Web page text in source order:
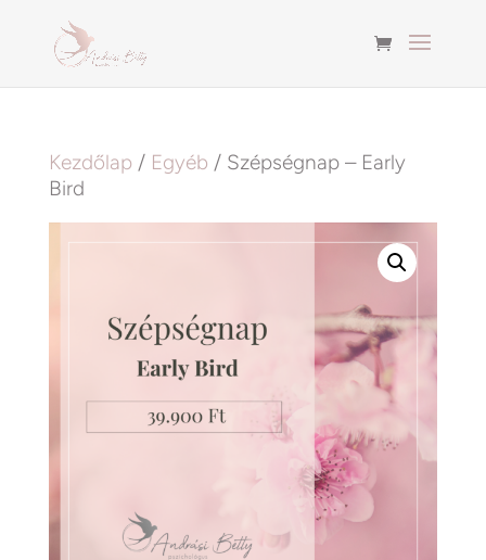
Kezdőlap / Egyéb / Szépségnap – Early
Bird